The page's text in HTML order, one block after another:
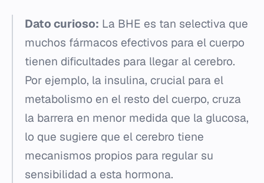
Dato curioso: La BHE es tan selectiva que
muchos fármacos efectivos para el cuerpo
tienen dificultades para llegar al cerebro.
Por ejemplo, la insulina, crucial para el
metabolismo en el resto del cuerpo, cruza
la barrera en menor medida que la glucosa,
lo que sugiere que el cerebro tiene
mecanismos propios para regular su
sensibilidad a esta hormona.